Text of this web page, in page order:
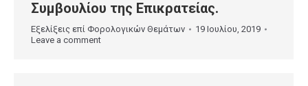
Συμβουλίου της Επικρατείας.
Εξελίξεις επί Φορολογικών Θεμάτων
19 Ιουλίου, 2019
Leave a comment